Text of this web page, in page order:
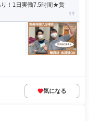
！1日実働7.5時間★賞
気になる